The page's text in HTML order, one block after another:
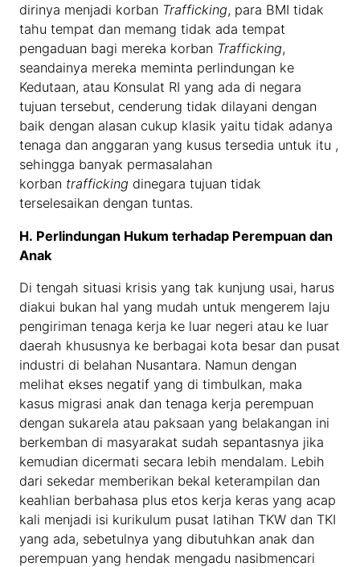
dirinya menjadi korban Trafficking, para BMI tidak
tahu tempat dan memang tidak ada tempat
pengaduan bagi mereka korban Trafficking,
seandainya mereka meminta perlindungan ke
Kedutaan, atau Konsulat RI yang ada di negara
tujuan tersebut, cenderung tidak dilayani dengan
baik dengan alasan cukup klasik yaitu tidak adanya
tenaga dan anggaran yang kusus tersedia untuk itu ,
sehingga banyak permasalahan
korban trafficking dinegara tujuan tidak
terselesaikan dengan tuntas.
H. Perlindungan Hukum terhadap Perempuan dan
Anak
Di tengah situasi krisis yang tak kunjung usai, harus
diakui bukan hal yang mudah untuk mengerem laju
pengiriman tenaga kerja ke luar negeri atau ke luar
daerah khususnya ke berbagai kota besar dan pusat
industri di belahan Nusantara. Namun dengan
melihat ekses negatif yang di timbulkan, maka
kasus migrasi anak dan tenaga kerja perempuan
dengan sukarela atau paksaan yang belakangan ini
berkemban di masyarakat sudah sepantasnya jika
kemudian dicermati secara lebih mendalam. Lebih
dari sekedar memberikan bekal keterampilan dan
keahlian berbahasa plus etos kerja keras yang acap
kali menjadi isi kurikulum pusat latihan TKW dan TKI
yang ada, sebetulnya yang dibutuhkan anak dan
perempuan yang hendak mengadu nasibmencari